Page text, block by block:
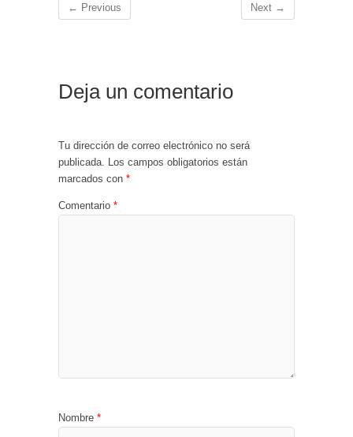
← Previous Next →
Deja un comentario
Tu dirección de correo electrónico no será
publicada.
Los campos obligatorios están
marcados con *
Comentario *
Nombre *